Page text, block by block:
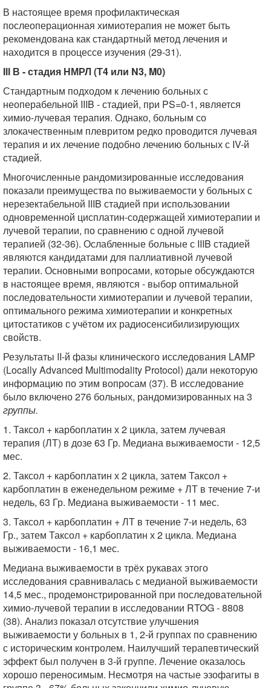
В настоящее время профилактическая
послеоперационная химиотерапия не может быть
рекомендована как стандартный метод лечения и
находится в процессе изучения (29-31).
Ill В - стадия НМРЛ (Т4 или N3, M0)
Стандартным подходом к лечению больных с
неоперабельной IIIB - стадией, при PS=0-1, является
химио-лучевая терапия. Однако, больным со
злокачественным плевритом редко проводится лучевая
терапия и их лечение подобно лечению больных с IV-й
стадией.
Многочисленные рандомизированные исследования
показали преимущества по выживаемости у больных с
нерезектабельной IIIB стадией при использовании
одновременной цисплатин-содержащей химиотерапии и
лучевой терапии, по сравнению с одной лучевой
терапией (32-36). Ослабленные больные с IIIB стадией
являются кандидатами для паллиативной лучевой
терапии. Основными вопросами, которые обсуждаются
в настоящее время, являются - выбор оптимальной
последовательности химиотерапии и лучевой терапии,
оптимального режима химиотерапии и конкретных
цитостатиков с учётом их радиосенсибилизирующих
свойств.
Результаты II-й фазы клинического исследования LAMP
(Locally Advanced Multimodality Protocol) дали некоторую
информацию по этим вопросам (37). В исследование
было включено 276 больных, рандомизированных на 3
группы.
1. Таксол + карбоплатин х 2 цикла, затем лучевая
терапия (ЛТ) в дозе 63 Гр. Медиана выживаемости - 12,5
мес.
2. Таксол + карбоплатин х 2 цикла, затем Таксол +
карбоплатин в еженедельном режиме + ЛТ в течение 7-и
недель, 63 Гр. Медиана выживаемости - 11 мес.
3. Таксол + карбоплатин + ЛТ в течение 7-и недель, 63
Гр., затем Таксол + карбоплатин х 2 цикла. Медиана
выживаемости - 16,1 мес.
Медиана выживаемости в трёх рукавах этого
исследования сравнивалась с медианой выживаемости
14,5 мес., продемонстрированной при последовательной
химио-лучевой терапии в исследовании RTOG - 8808
(38). Анализ показал отсутствие улучшения
выживаемости у больных в 1, 2-й группах по сравнению
с историческим контролем. Наилучший терапевтический
эффект был получен в 3-й группе. Лечение оказалось
хорошо переносимым. Несмотря на частые эзофагиты в